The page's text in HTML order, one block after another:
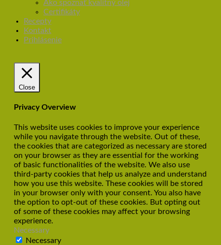
Ako spoznať kvalitný olej
Certifikáty
Recepty
Kontakt
Prihlásenie
Close
Privacy Overview
This website uses cookies to improve your experience
while you navigate through the website. Out of these,
the cookies that are categorized as necessary are stored
on your browser as they are essential for the working
of basic functionalities of the website. We also use
third-party cookies that help us analyze and understand
how you use this website. These cookies will be stored
in your browser only with your consent. You also have
the option to opt-out of these cookies. But opting out
of some of these cookies may affect your browsing
experience.
Necessary
Necessary